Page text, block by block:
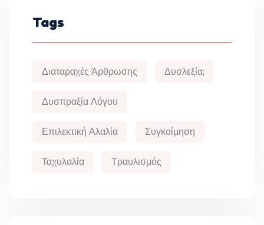
Tags
Διαταραχές Άρθρωσης Δυσλεξία;
Δυσπραξία Λόγου
Επιλεκτική Αλαλία Συγκοίμηση
Ταχυλαλία Τραυλισμός